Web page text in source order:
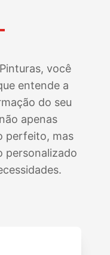
você
entende a
do seu
apenas
perfeito, mas
personalizado